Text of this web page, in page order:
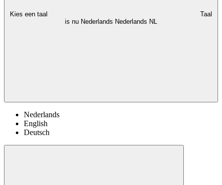
Kies een taal
Taal
is nu Nederlands Nederlands NL
Nederlands
English
Deutsch